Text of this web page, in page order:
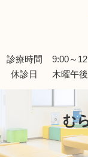
診療時間
9:00～
休診日
木曜午
む